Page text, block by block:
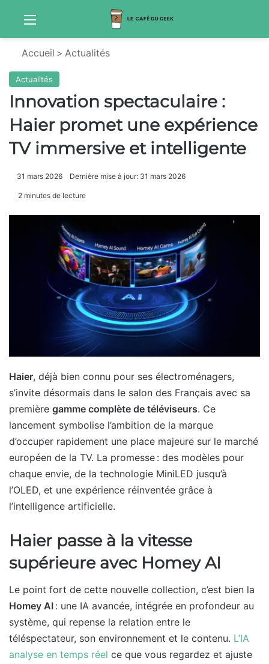
Menu
Accueil > Actualités
Actualités
Innovation spectaculaire :
Haier promet une expérience
TV immersive et intelligente
31 mars 2026 Dernière mise à jour: 31 mars 2026
2 minutes de lecture
Haier, déjà bien connu pour ses électroménagers,
s’invite désormais dans le salon des Français avec sa
première gamme complète de téléviseurs. Ce
lancement symbolise l’ambition de la marque
d’occuper rapidement une place majeure sur le marché
européen de la TV. La promesse : des modèles pour
chaque envie, de la technologie MiniLED jusqu’à
l’OLED, et une expérience réinventée grâce à
l’intelligence artificielle.
Haier passe à la vitesse
supérieure avec Homey AI
Le point fort de cette nouvelle collection, c’est bien la
Homey AI : une IA avancée, intégrée en profondeur au
système, qui repense la relation entre le
téléspectateur, son environnement et le contenu. L’IA
analyse en temps réel ce que vous regardez et ajuste